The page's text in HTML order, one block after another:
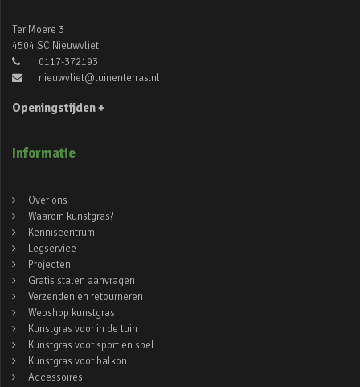
Ter Moere 3
4504 SC Nieuwvliet
0117-372193
nieuwvliet@tuinenterras.nl
Openingstijden +
Informatie
Over ons
Waarom kunstgras?
Kenniscentrum
Legservice
Projecten
Gratis stalen aanvragen
Verzenden en retourneren
Webshop kunstgras
Kunstgras voor in de tuin
Kunstgras voor sport en spel
Kunstgras voor balkon
Accessoires